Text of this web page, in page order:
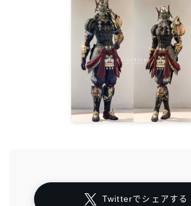
Twitterでシェアする